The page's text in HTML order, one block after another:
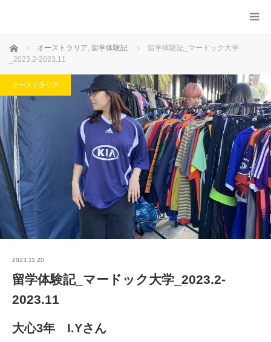
ホーム オーストラリア, 留学体験記
留学体験記_マードック大学
_2023.2-2023.11
オーストラリア
2023.11.20
留学体験記_マードック大学_2023.2-
2023.11
大心3年 I.Yさん